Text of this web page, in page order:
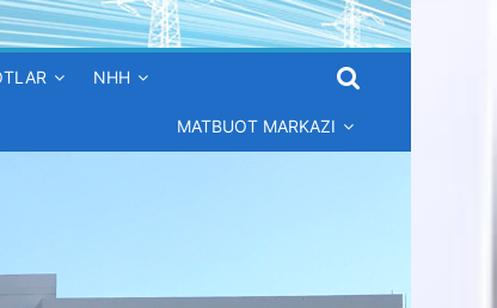
NHH
MATBUOT MARKAZI